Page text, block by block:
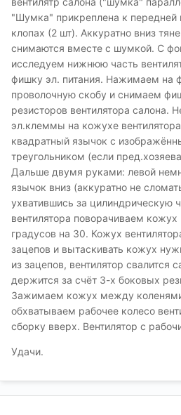
"Шумка" прикреплена к передней
клопах (2 шт). Аккуратно вниз
снимаются вместе с шумкой. С
исследуем нижнюю часть
фишку эл. питания. Нажимаем на
проволочную скобу и снимаем
резисторов вентилятора салона.
эл.клеммы на кожухе
квадратный язычок с
треугольником (если
Дальше двумя руками: левой
язычок вниз (аккуратно не
ухватившись за цилиндрическую
вентилятора поворачиваем
градусов на 30. Кожух
зацепов и вытаскивать кожух
из зацепов, вентилятор свалится
держится за счёт 3-х боковых
Зажимаем кожух между
обхватываем рабочее колесо
сборку вверх. Вентилятор с
Удачи.